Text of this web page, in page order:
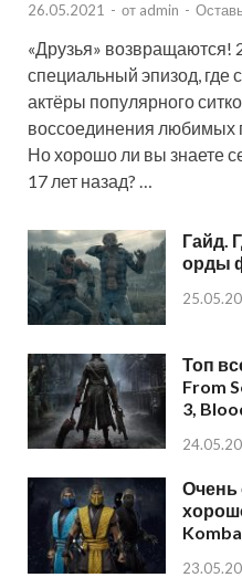
26.05.2021 - от admin -
«Друзья» возвращаются!
специальный эпизод, где
актёры популярного
воссоединения любимых
Но хорошо ли вы знаете
17 лет назад? …
Гайд.
орды
Топ
From
3,
Очень